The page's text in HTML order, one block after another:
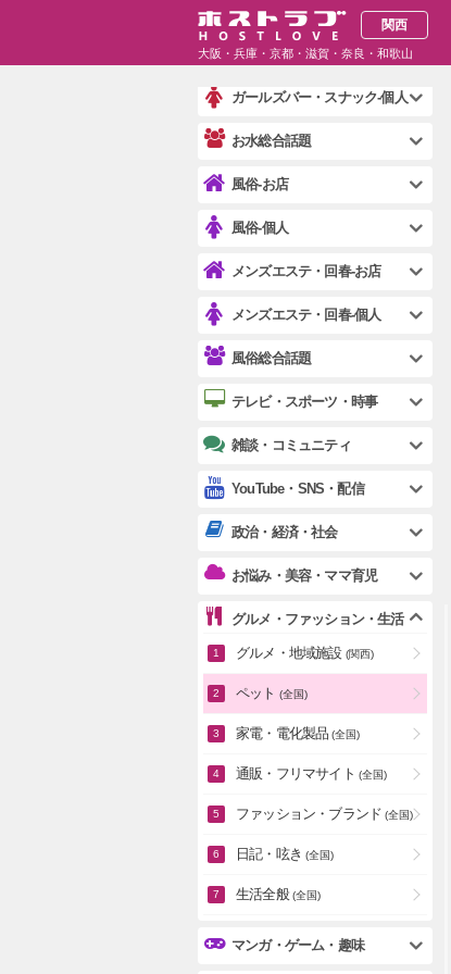
関西
大阪・兵庫・京都・滋賀・奈良・和歌山
キャバクラ・クラブ-個人
ガールズバー・スナック-お店
ガールズバー・スナック-個人
お水総合話題
風俗-お店
風俗-個人
メンズエステ・回春-お店
メンズエステ・回春-個人
風俗総合話題
テレビ・スポーツ・時事
雑談・コミュニティ
YouTube・SNS・配信
政治・経済・社会
お悩み・美容・ママ育児
グルメ・ファッション・生活
グルメ・地域施設 (関西)
ペット (全国)
家電・電化製品 (全国)
通販・フリマサイト (全国)
ファッション・ブランド (全国)
日記・呟き (全国)
生活全般 (全国)
マンガ・ゲーム・趣味